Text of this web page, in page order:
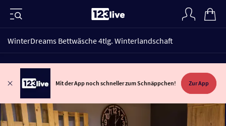
WinterDreams Bettwäsche 4tlg. Winterlandschaft
Mit der App noch schneller zum Schnäppchen! Zur App